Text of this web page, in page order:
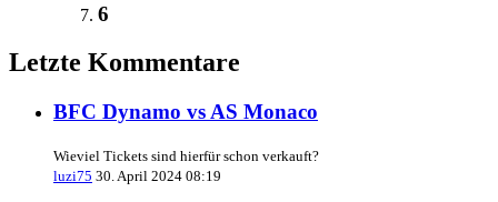
6
Letzte Kommentare
BFC Dynamo vs AS Monaco
Wieviel Tickets sind hierfür schon verkauft?
luzi75 30. April 2024 08:19